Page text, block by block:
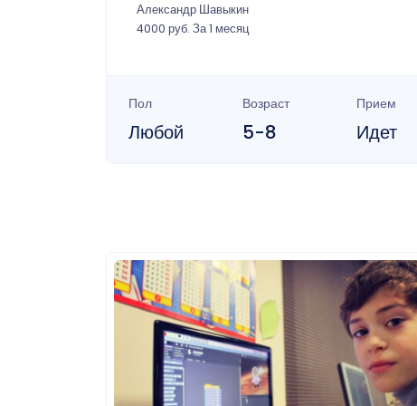
Александр Шавыкин
4000 руб. За 1 месяц
Пол
Любой
Возраст
5-8
Прием
Идет